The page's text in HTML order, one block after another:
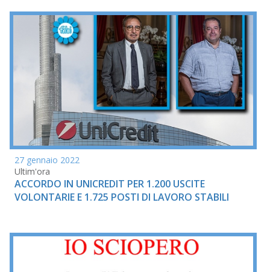
27 gennaio 2022
Ultim'ora
ACCORDO IN UNICREDIT PER 1.200 USCITE
VOLONTARIE E 1.725 POSTI DI LAVORO STABILI